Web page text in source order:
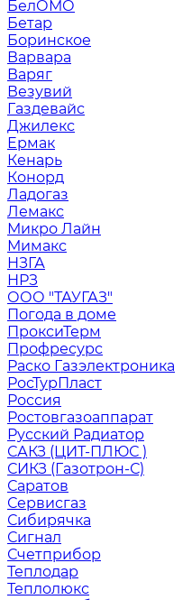
БелОМО
Бетар
Боринское
Варвара
Варяг
Везувий
Газдевайс
Джилекс
Ермак
Кенарь
Конорд
Ладогаз
Лемакс
Микро Лайн
Мимакс
НЗГА
НРЗ
ООО "ТАУГАЗ"
Погода в доме
ПроксиТерм
Профресурс
Раско Газэлектроника
РосТурПласт
Россия
Ростовгазоаппарат
Русский Радиатор
САКЗ (ЦИТ-ПЛЮС )
СИКЗ (Газотрон-С)
Саратов
Сервисгаз
Сибирячка
Сигнал
Счетприбор
Теплодар
Теплолюкс